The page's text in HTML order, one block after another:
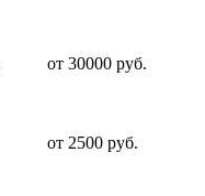
от 30000 руб.
от 2500 руб.